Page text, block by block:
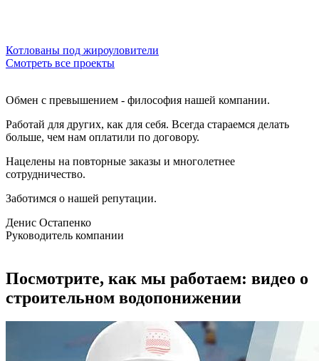
Котлованы под жироуловители
Смотреть все проекты
Обмен с превышением - философия нашей компании.
Работай для других, как для себя. Всегда стараемся делать
больше, чем нам оплатили по договору.
Нацелены на повторные заказы и многолетнее
сотрудничество.
Заботимся о нашей репутации.
Денис Остапенко
Руководитель компании
Посмотрите, как мы работаем: видео о
строительном водопонижении